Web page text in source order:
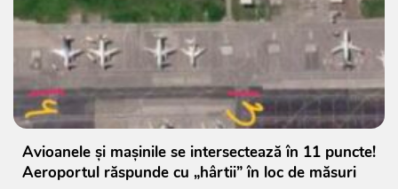
Avioanele și mașinile se intersectează în 11 puncte!
Aeroportul răspunde cu „hârtii” în loc de măsuri